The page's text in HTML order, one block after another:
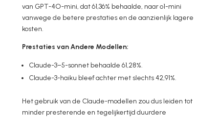
van GPT-4O-mini, dat 61,36% behaalde, naar o1-mini
vanwege de betere prestaties en de aanzienlijk lagere
kosten.
Prestaties van Andere Modellen:
Claude-3–5-sonnet behaalde 61,28%.
Claude-3-haiku bleef achter met slechts 42,91%.
Het gebruik van de Claude-modellen zou dus leiden tot
minder presterende en tegelijkertijd duurdere